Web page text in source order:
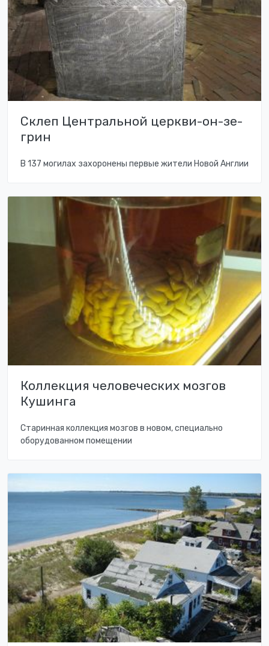
Склеп Центральной церкви-он-зе-
грин
В 137 могилах захоронены первые жители Новой Англии
Коллекция человеческих мозгов
Кушинга
Старинная коллекция мозгов в новом, специально
оборудованном помещении